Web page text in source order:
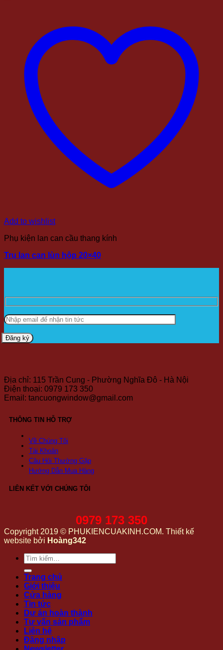
Add to wishlist
Phụ kiện lan can cầu thang kính
Trụ lan can lùn hộp 20×40
Địa chỉ: 115 Trần Cung - Phường Nghĩa Đô - Hà Nội
Điện thoại: 0979 173 350
Email: tancuongwindow@gmail.com
THÔNG TIN HỖ TRỢ
Về Chúng Tôi
Tài Khoản
Câu Hỏi Thường Gặp
Hướng Dẫn Mua Hàng
LIÊN KẾT VỚI CHÚNG TÔI
0979 173 350
Copyright 2019 © PHUKIENCUAKINH.COM. Thiết kế
website bởi Hoàng342
Tìm
kiếm:
Trang chủ
Giới thiệu
Cửa hàng
Tin tức
Dự án hoàn thành
Tư vấn sản phẩm
Liên hệ
Đăng nhập